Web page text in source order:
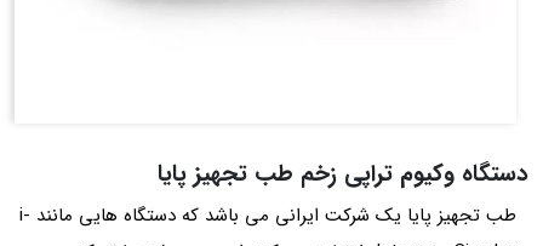
دستگاه وکیوم تراپی زخم طب تجهیز پایا
طب تجهیز پایا یک شرکت ایرانی می باشد که دستگاه‌ هایی مانند i-